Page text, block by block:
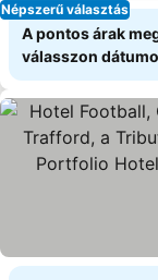
Népszerű választás
A pontos árak
válasszon